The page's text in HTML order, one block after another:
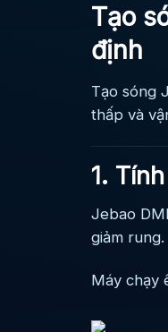
Tạo
định
Tạo sóng
thấp và
1.
Jebao
giảm rung.
Máy chạy